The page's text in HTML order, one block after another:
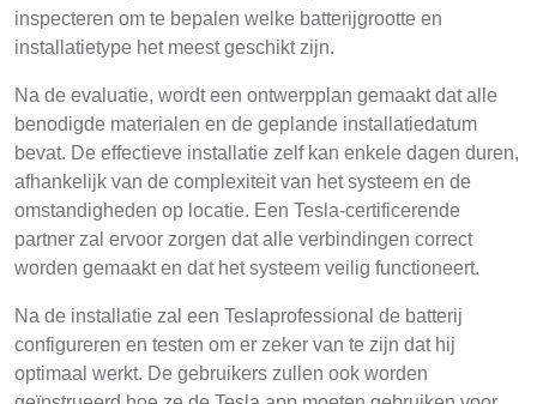
inspecteren om te bepalen welke batterijgrootte en
installatietype het meest geschikt zijn.
Na de evaluatie, wordt een ontwerpplan gemaakt dat alle
benodigde materialen en de geplande installatiedatum
bevat. De effectieve installatie zelf kan enkele dagen duren,
afhankelijk van de complexiteit van het systeem en de
omstandigheden op locatie. Een Tesla-certificerende
partner zal ervoor zorgen dat alle verbindingen correct
worden gemaakt en dat het systeem veilig functioneert.
Na de installatie zal een Teslaprofessional de batterij
configureren en testen om er zeker van te zijn dat hij
optimaal werkt. De gebruikers zullen ook worden